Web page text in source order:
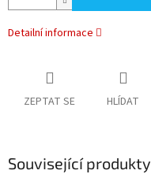
Detailní informace
ZEPTAT SE HLÍDAT
Související produkty